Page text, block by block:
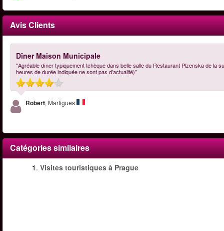
Avis Clients
Dîner Maison Municipale
"Agréable dîner typiquement tchèque dans belle salle du Restaurant Plzenska de la
heures de durée indiquée ne sont pas d'actualité)"
Robert, Martigues
Catégories similaires
1. Visites touristiques à Prague